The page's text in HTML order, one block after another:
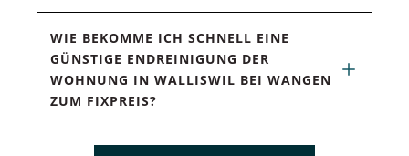
WIE BEKOMME ICH SCHNELL EINE
GÜNSTIGE ENDREINIGUNG DER
WOHNUNG IN WALLISWIL BEI WANGEN
ZUM FIXPREIS?